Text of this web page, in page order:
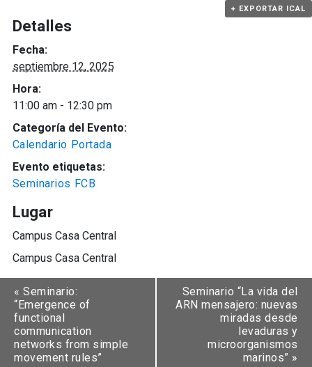
+ EXPORTAR ICAL
Detalles
Fecha:
septiembre 12, 2025
Hora:
11:00 am - 12:30 pm
Categoría del Evento:
Calendario Portada
Evento etiquetas:
Seminarios FCB
Lugar
Campus Casa Central
Campus Casa Central
« Seminario:
“Emergence of
functional
communication
networks from simple
movement rules”
Seminario “La vida del
ARN mensajero: nuevas
miradas desde
levaduras y
microorganismos
marinos” »